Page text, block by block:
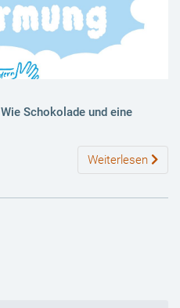
Wie Schokolade und eine
Weiterlesen